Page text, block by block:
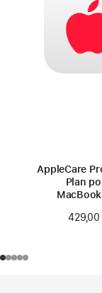
AppleCare
Plan
429,00